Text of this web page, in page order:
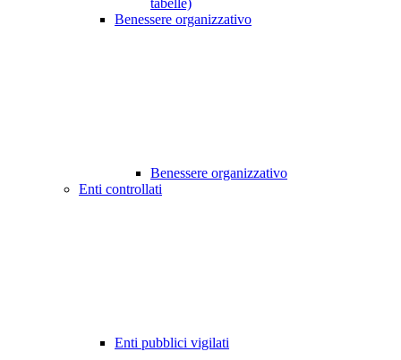
tabelle)
Benessere organizzativo
Benessere organizzativo
Enti controllati
Enti pubblici vigilati